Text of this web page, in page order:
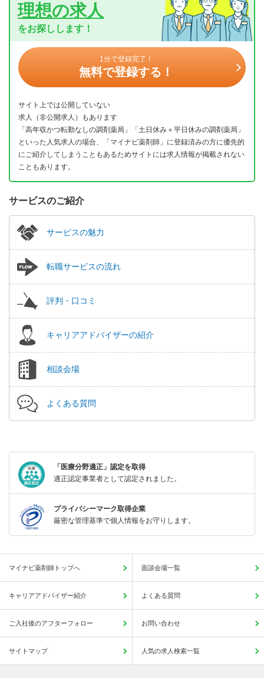
理想の求人
をお探しします！
1分で登録完了！
無料で登録する！
サイト上では公開していない
求人（非公開求人）もあります
「高年収かつ転勤なしの調剤薬局」「土日休み＋平日休みの調剤薬局」
といった人気求人の場合、「マイナビ薬剤師」に登録済みの方に優先的
にご紹介してしまうこともあるためサイトには求人情報が掲載されない
こともあります。
サービスのご紹介
サービスの魅力
転職サービスの流れ
評判・口コミ
キャリアアドバイザーの紹介
相談会場
よくある質問
「医療分野適正」認定を取得
適正認定事業者として認定されました。
プライバシーマーク取得企業
厳密な管理基準で個人情報をお守りします。
マイナビ薬剤師トップへ 面談会場一覧
キャリアアドバイザー紹介 よくある質問
ご入社後のアフターフォロー お問い合わせ
サイトマップ 人気の求人検索一覧